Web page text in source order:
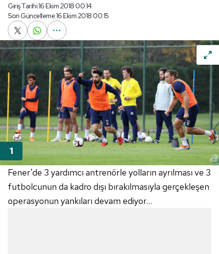
Giriş Tarihi:16 Ekim 2018 00:14
Son Güncelleme:16 Ekim 2018 00:15
Fener'de 3 yardımcı antrenörle yolların ayrılması ve 3
futbolcunun da kadro dışı bırakılmasıyla gerçekleşen
operasyonun yankıları devam ediyor...